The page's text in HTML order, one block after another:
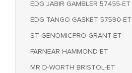
EDG JABIR GAMBLER 57455-ET
EDG TANGO GASKET 57590-ET
ST GENOMICPRO GRANT-ET
FARNEAR HAMMOND-ET
MR D-WORTH BRISTOL-ET